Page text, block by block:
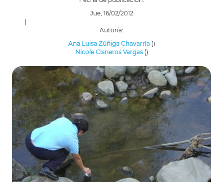
Jue, 16/02/2012
|
Autoría:
Ana Luisa Zúñiga Chavarría()
Nicole Cisneros Vargas()